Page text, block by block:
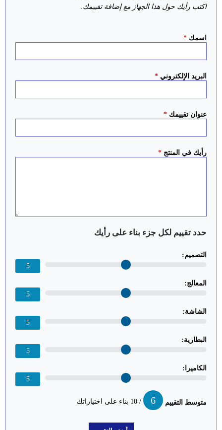
اكتب رأيك حول هذا الجهاز مع إضافة تقييمك.
اسمك *
البريد الإلكتروني *
عنوان تقييمك *
رأيك في المنتج *
حدد تقييم لكل جزء بناء على رأيك
التصميم:
5
المعالج:
5
الشاشة:
5
البطارية:
5
الكاميرا:
5
متوسط التقييم 6 / 10 بناء على اختياراتك